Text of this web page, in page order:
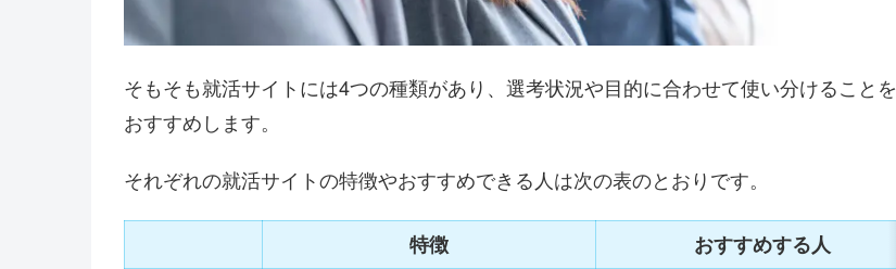
そもそも就活サイトには4つの種類があり、選考状況や目的に合わせて使い分けることを
おすすめします。
それぞれの就活サイトの特徴やおすすめできる人は次の表のとおりです。
特徴 おすすめする人